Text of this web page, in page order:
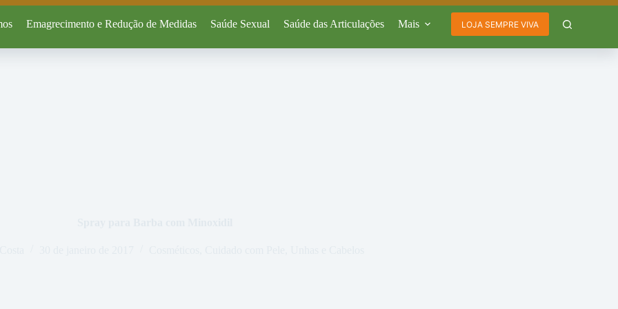
Emagrecimento e Redução de Medidas Saúde Sexual Saúde das Articulações Mais LOJA SEMPRE VIVA